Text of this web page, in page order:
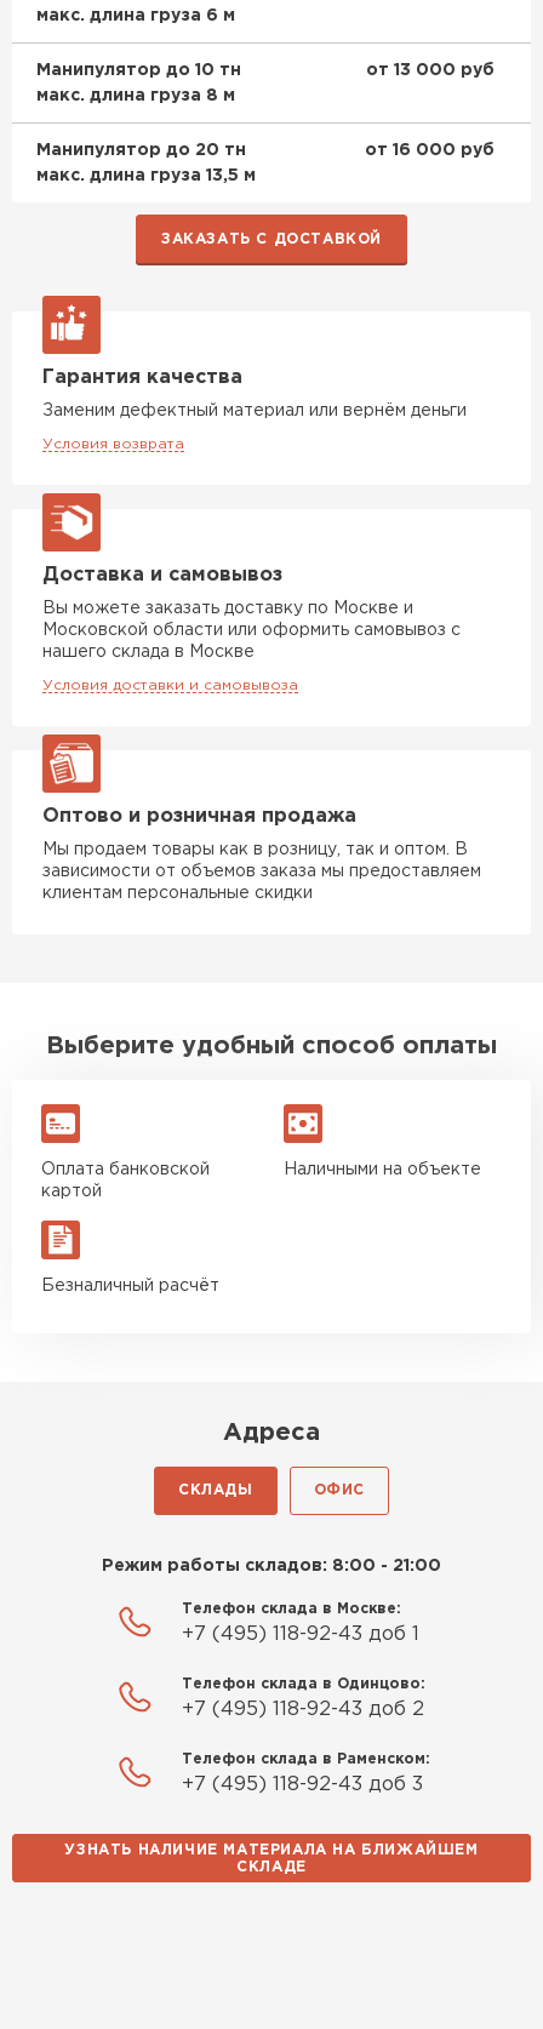
макс. длина груза 6 м
Манипулятор до 10 тн
макс. длина груза 8 м
от 13 000 руб
Манипулятор до 20 тн
макс. длина груза 13,5 м
от 16 000 руб
ЗАКАЗАТЬ С ДОСТАВКОЙ
Гарантия качества
Заменим дефектный материал или вернём деньги
Условия возврата
Доставка и самовывоз
Вы можете заказать доставку по Москве и
Московской области или оформить самовывоз с
нашего склада в Москве
Условия доставки и самовывоза
Оптово и розничная продажа
Мы продаем товары как в розницу, так и оптом. В
зависимости от объемов заказа мы предоставляем
клиентам персональные скидки
Выберите удобный способ оплаты
Оплата банковской
картой
Наличными на объекте
Безналичный расчёт
Адреса
СКЛАДЫ ОФИС
Режим работы складов: 8:00 - 21:00
Телефон склада в Москве:
+7 (495) 118-92-43 доб 1
Телефон склада в Одинцово:
+7 (495) 118-92-43 доб 2
Телефон склада в Раменском:
+7 (495) 118-92-43 доб 3
УЗНАТЬ НАЛИЧИЕ МАТЕРИАЛА НА БЛИЖАЙШЕМ
СКЛАДЕ
ПЕРЕЙТИ
Фальцевая кровля
ПЕРЕЙТИ
Шифер
ПЕРЕЙТИ